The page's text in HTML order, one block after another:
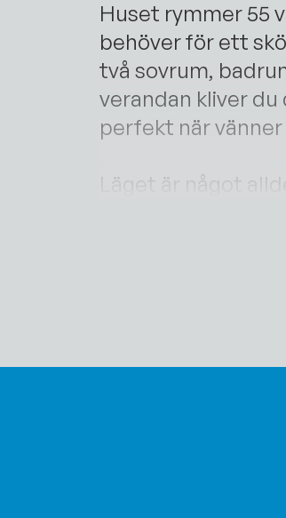
Huset rymmer 55
behöver för ett
två sovrum,
verandan kliver
perfekt när
Läget är något